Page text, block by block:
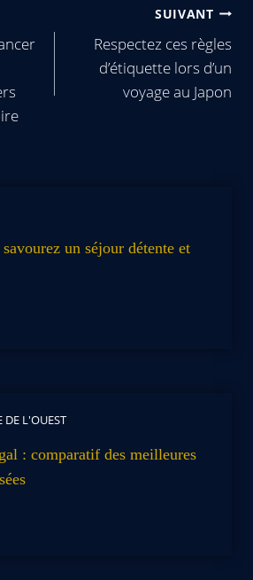
SUIVANT
Respectez ces règles
d’étiquette lors d’un
voyage au Japon
un séjour détente et
DE L'OUEST
: comparatif des meilleures